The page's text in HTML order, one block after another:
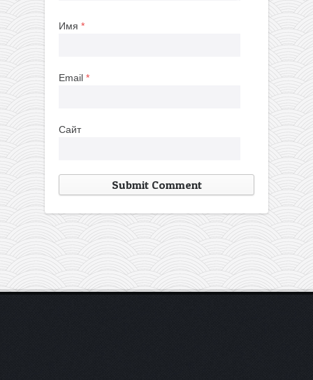
Имя *
Email *
Сайт